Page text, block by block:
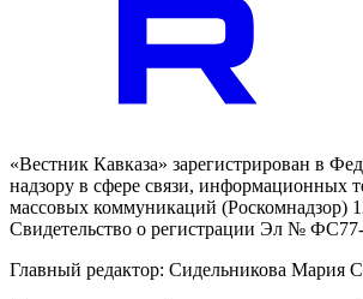
«Вестник Кавказа» зарегистрирован в
надзору в сфере связи, информационных
массовых коммуникаций (Роскомнадзор)
Свидетельство о регистрации Эл №
Главный редактор: Сидельникова Мария